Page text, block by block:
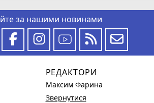
за нашими новинами
РЕДАКТОРИ
Максим Фарина
Звернутися